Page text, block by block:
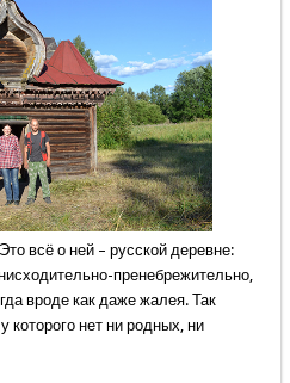
всё о ней – русской деревне:
пренебрежительно,
вроде как даже жалея. Так
которого нет ни родных, ни